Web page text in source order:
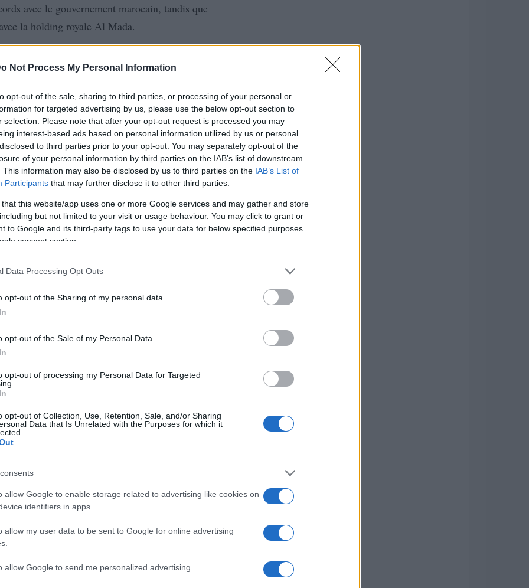
Not Process My Personal Information
opt-out of the sale, sharing to third parties, or processing of your personal or
for targeted advertising by us, please use the below opt-out section to
selection. Please note that after your opt-out request is processed you may
interest-based ads based on personal information utilized by us or personal
to third parties prior to your opt-out. You may separately opt-out of the
of your personal information by third parties on the IAB’s list of downstream
This information may also be disclosed by us to third parties on the IAB’s List of
Participants that may further disclose it to other third parties.
that this website/app uses one or more Google services and may gather and store
but not limited to your visit or usage behaviour. You may click to grant or
to Google and its third-party tags to use your data for below specified purposes
consent section.
Data Processing Opt Outs
opt-out of the Sharing of my personal data.
opt-out of the Sale of my Personal Data.
opt-out of processing my Personal Data for Targeted
opt-out of Collection, Use, Retention, Sale, and/or Sharing
Data that Is Unrelated with the Purposes for which it
allow Google to enable storage related to advertising like cookies on
identifiers in apps.
allow my user data to be sent to Google for online advertising
allow Google to send me personalized advertising.
avec le gouvernement marocain, tandis que
la holding royale Al Mada.
la filière chinoise, qui fournit 75% des batteries
est accusée de pratiquer le dumping par les
la Maison Blanche a augmenté les taxes sur
ion et de pièces de batteries, passant de 7,5% à
sont prévues augmenter de 25 à 100 %. En
douane sur les voitures électriques chinoises,
sociétés chinoises montrent ouvertement leur
attrayantes et de la main-d’œuvre qualifiée à
l’Europe et son excellente accessibilité maritime,
exportateur de véhicules vers l’Union
Renault et Stellantis (anciennement PSA). Le
dans le détroit de Gibraltar, n’est qu’à une heure de